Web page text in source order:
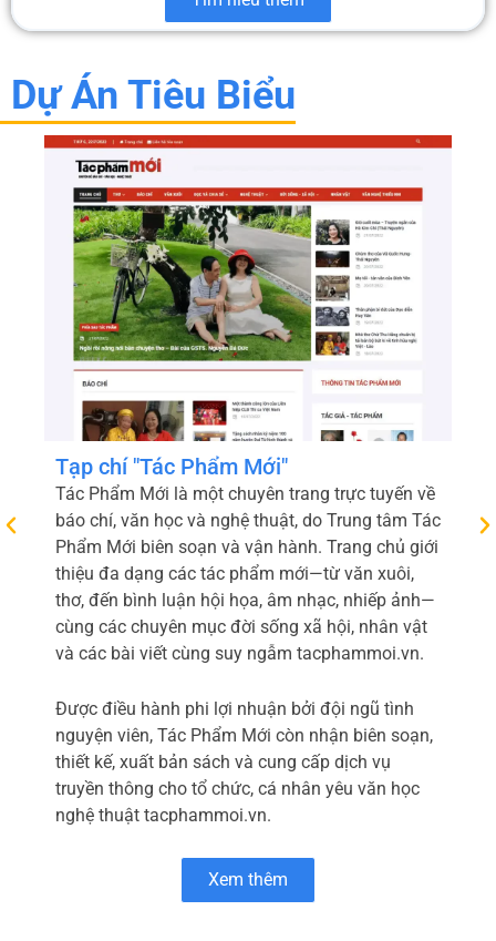
Dự Án Tiêu Biểu
Bao Bì Xanh - Micopak
Micopak.vn là website chính thức của Công ty Cổ
phần Micopak – thành viên của HLC Việt Nam –
chuyên cung cấp các giải pháp bao bì giấy bền
vững như túi giấy, thanh nẹp góc, bao bì đóng
gói và bao bì thương mại điện tử. Trang chủ “Về
Micopak” giới thiệu tôn chỉ kết hợp công nghệ
hiện đại với tinh thần sáng tạo để tạo ra sản
phẩm chất lượng cao, đồng thời ưu tiên sử dụng
nguyên liệu thân thiện với môi trường và quy
trình sản xuất xanh Micopak.
Bên cạnh danh mục sản phẩm đa dạng, Micopak
còn nhấn mạnh các ưu điểm như giá thành cạnh
tranh nhờ dây chuyền tự động
Xem thêm